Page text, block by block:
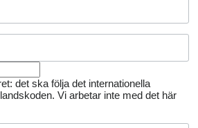
det ska följa det internationella
Vi arbetar inte med det här